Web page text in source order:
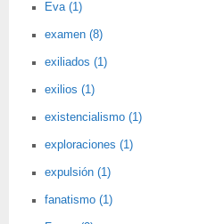
Eva (1)
examen (8)
exiliados (1)
exilios (1)
existencialismo (1)
exploraciones (1)
expulsión (1)
fanatismo (1)